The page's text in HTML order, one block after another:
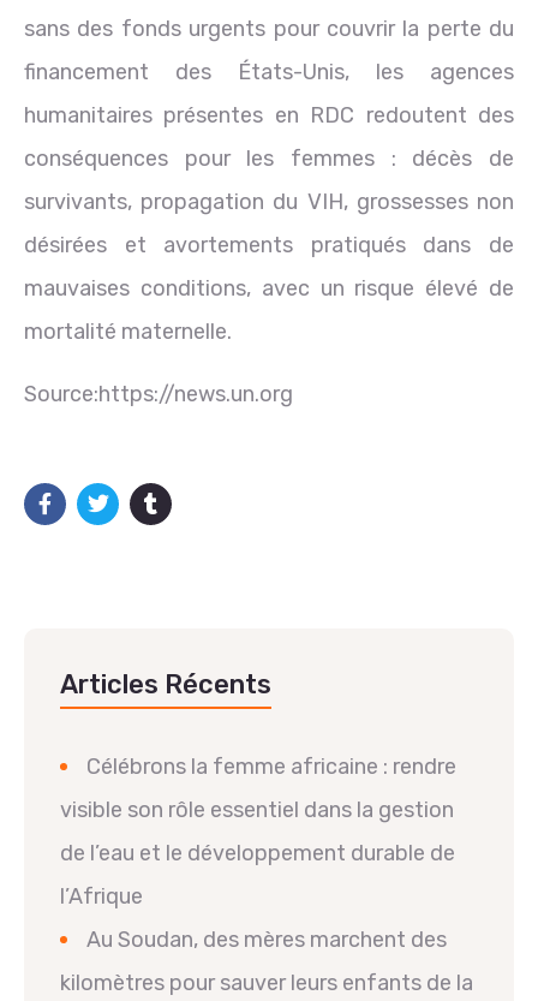
sans des fonds urgents pour couvrir la perte du
financement des États-Unis, les agences
humanitaires présentes en RDC redoutent des
conséquences pour les femmes : décès de
survivants, propagation du VIH, grossesses non
désirées et avortements pratiqués dans de
mauvaises conditions, avec un risque élevé de
mortalité maternelle.
Source:https://news.un.org
Articles Récents
Célébrons la femme africaine : rendre
visible son rôle essentiel dans la gestion
de l’eau et le développement durable de
l’Afrique
Au Soudan, des mères marchent des
kilomètres pour sauver leurs enfants de la